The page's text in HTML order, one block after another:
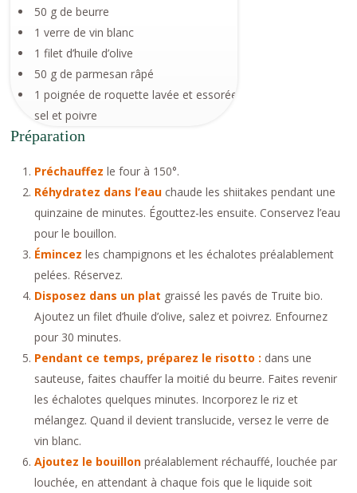
50 g de beurre
1 verre de vin blanc
1 filet d’huile d’olive
50 g de parmesan râpé
1 poignée de roquette lavée et essorée
sel et poivre
Préparation
Préchauffez le four à 150°.
Réhydratez dans l’eau chaude les shiitakes pendant une
quinzaine de minutes. Égouttez-les ensuite. Conservez l’eau
pour le bouillon.
Émincez les champignons et les échalotes préalablement
pelées. Réservez.
Disposez dans un plat graissé les pavés de Truite bio.
Ajoutez un filet d’huile d’olive, salez et poivrez. Enfournez
pour 30 minutes.
Pendant ce temps, préparez le risotto : dans une
sauteuse, faites chauffer la moitié du beurre. Faites revenir
les échalotes quelques minutes. Incorporez le riz et
mélangez. Quand il devient translucide, versez le verre de
vin blanc.
Ajoutez le bouillonpréalablement réchauffé, louchée par
louchée, en attendant à chaque fois que le liquide soit